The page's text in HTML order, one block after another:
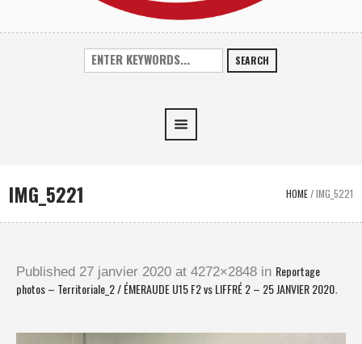
SEARCH
IMG_5221 HOME/IMG_5221
Published 27 janvier 2020 at 4272×2848 in Reportage
photos – Territoriale_2 / ÉMERAUDE U15 F2 vs LIFFRÉ 2 – 25 JANVIER 2020.